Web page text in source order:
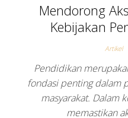
Mendorong
Kebijakan
Artikel
Pendidikan
fondasi penting dalam
masyarakat. Dalam
memastikan